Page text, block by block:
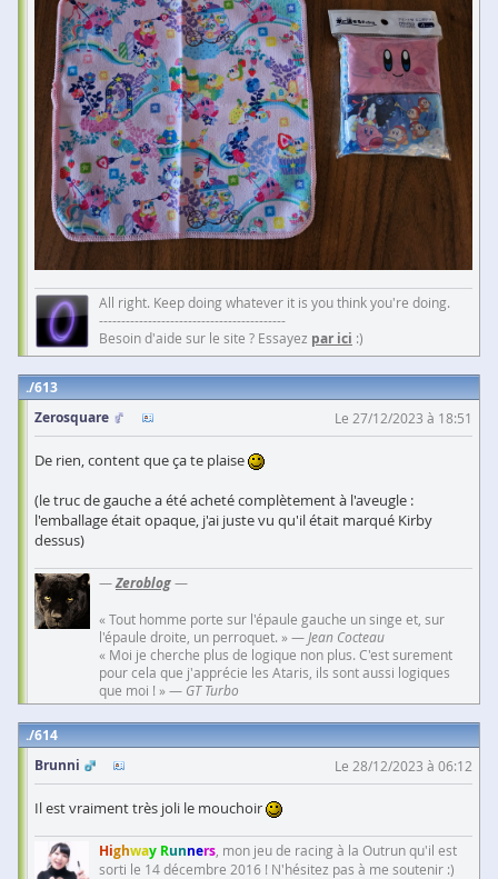
All right. Keep doing whatever it is you think you're doing.
------------------------------------------
Besoin d'aide sur le site ? Essayez par ici :)
613
Zerosquare
Le 27/12/2023 à 18:51
De rien, content que ça te plaise
(le truc de gauche a été acheté complètement à l'aveugle :
l'emballage était opaque, j'ai juste vu qu'il était marqué Kirby
dessus)
—Zeroblog—
« Tout homme porte sur l'épaule gauche un singe et, sur
l'épaule droite, un perroquet. » — Jean Cocteau
« Moi je cherche plus de logique non plus. C'est surement
pour cela que j'apprécie les Ataris, ils sont aussi logiques
que moi ! » — GT Turbo
614
Brunni
Le 28/12/2023 à 06:12
Il est vraiment très joli le mouchoir
Highway Runners , mon jeu de racing à la Outrun qu'il est
sorti le 14 décembre 2016 ! N'hésitez pas à me soutenir :)